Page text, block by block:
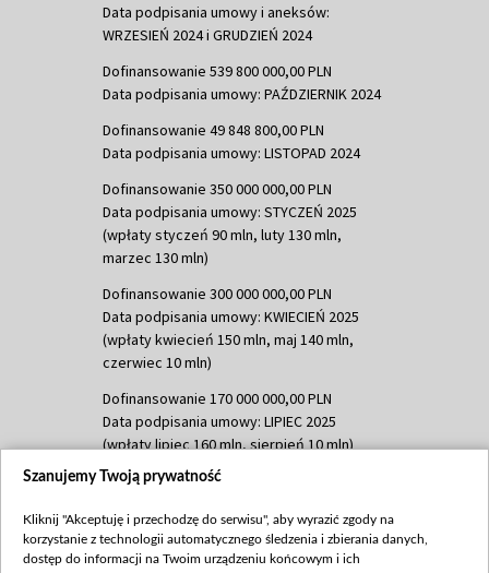
Data podpisania umowy i aneksów:
WRZESIEŃ 2024 i GRUDZIEŃ 2024
Dofinansowanie 539 800 000,00 PLN
Data podpisania umowy: PAŹDZIERNIK 2024
Dofinansowanie 49 848 800,00 PLN
Data podpisania umowy: LISTOPAD 2024
Dofinansowanie 350 000 000,00 PLN
Data podpisania umowy: STYCZEŃ 2025
(wpłaty styczeń 90 mln, luty 130 mln,
marzec 130 mln)
Dofinansowanie 300 000 000,00 PLN
Data podpisania umowy: KWIECIEŃ 2025
(wpłaty kwiecień 150 mln, maj 140 mln,
czerwiec 10 mln)
Dofinansowanie 170 000 000,00 PLN
Data podpisania umowy: LIPIEC 2025
(wpłaty lipiec 160 mln, sierpień 10 mln)
Dofinansowanie 60 000 000,00 PLN
(wpłata wrzesień 60 mln)
Dofinansowanie 635 783 051,21 PLN
Szanujemy Twoją prywatność
Kliknij "Akceptuję i przechodzę do serwisu", aby wyrazić zgody na
korzystanie z technologii automatycznego śledzenia i zbierania danych,
dostęp do informacji na Twoim urządzeniu końcowym i ich